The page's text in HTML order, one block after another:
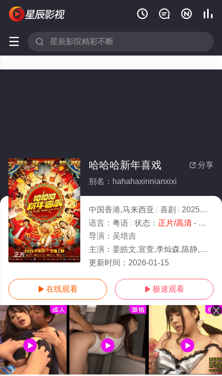
   
 
正片
 分享
哈哈哈新年喜戏
别名：hahahaxinnianxixi
中国香港,马来西亚 喜剧 2025
2.0
语言： 粤语 状态： 正片/高清- 免费在线观看
导演： 吴培吉
主演： 姜皓文,宣萱,李灿森,陈静,林盛斌,温绍平
更新时间： 2026-01-15
 在线观看  极速观看